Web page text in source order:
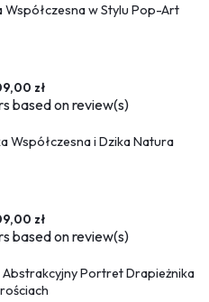
w Stylu Pop-Art
zł
based onreview(s)
Współczesna i Dzika Natura
zł
based onreview(s)
Portret Drapieżnika